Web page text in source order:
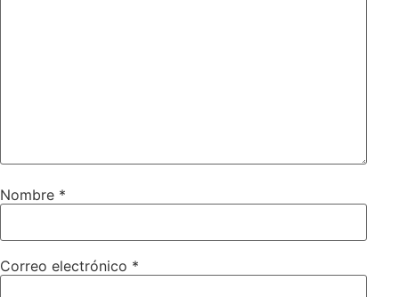
Nombre *
Correo electrónico *